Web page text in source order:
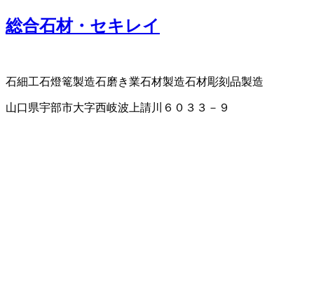
総合石材・セキレイ
石細工石燈篭製造石磨き業石材製造石材彫刻品製造
山口県宇部市大字西岐波上請川６０３３－９